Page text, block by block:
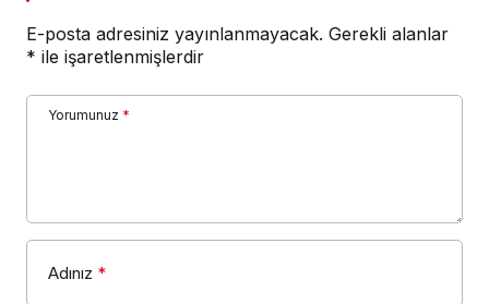
E-posta adresiniz yayınlanmayacak. Gerekli alanlar
* ile işaretlenmişlerdir
Yorumunuz *
Adınız *